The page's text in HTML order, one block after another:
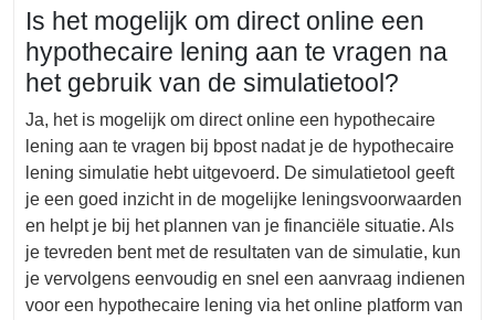
Is het mogelijk om direct online een
hypothecaire lening aan te vragen na
het gebruik van de simulatietool?
Ja, het is mogelijk om direct online een hypothecaire
lening aan te vragen bij bpost nadat je de hypothecaire
lening simulatie hebt uitgevoerd. De simulatietool geeft
je een goed inzicht in de mogelijke leningsvoorwaarden
en helpt je bij het plannen van je financiële situatie. Als
je tevreden bent met de resultaten van de simulatie, kun
je vervolgens eenvoudig en snel een aanvraag indienen
voor een hypothecaire lening via het online platform van